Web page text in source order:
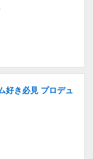
好き必見 プロデュ